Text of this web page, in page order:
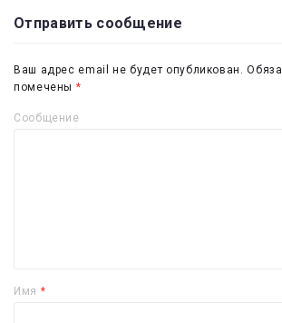
Отправить сообщение
Ваш адрес email не будет опубликован.
помечены *
Сообщение
Имя *